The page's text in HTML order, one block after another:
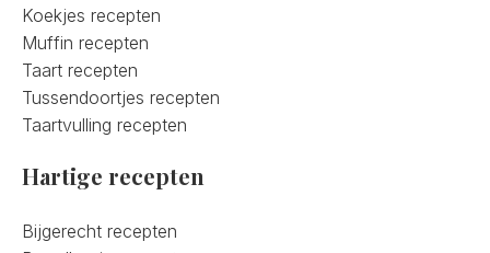
Koekjes recepten
Muffin recepten
Taart recepten
Tussendoortjes recepten
Taartvulling recepten
Hartige recepten
Bijgerecht recepten